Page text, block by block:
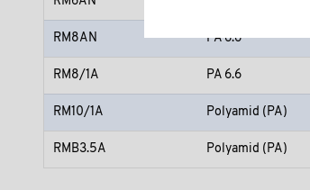
RM8AN PA 6.6
RM8/1A PA 6.6
RM10/1A Polyamid (PA)
RMB3.5A Polyamid (PA)